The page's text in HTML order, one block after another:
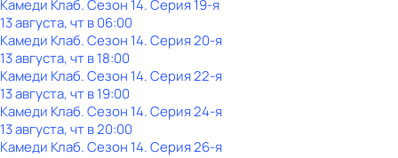
Камеди Клаб. Сезон 14. Серия 19-я
13 августа, чт в 06:00
Камеди Клаб. Сезон 14. Серия 20-я
13 августа, чт в 18:00
Камеди Клаб. Сезон 14. Серия 22-я
13 августа, чт в 19:00
Камеди Клаб. Сезон 14. Серия 24-я
13 августа, чт в 20:00
Камеди Клаб. Сезон 14. Серия 26-я